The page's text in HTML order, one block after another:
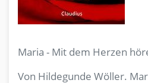
Maria - Mit dem Herzen
Von Hildegunde Wöller.